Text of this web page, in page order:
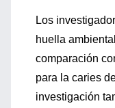
Los
huella
comparación
para la caries
investigación